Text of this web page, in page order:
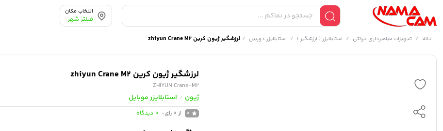
انتخاب مکان
فیلتر شهر
خانه / تجهیزات فیلمبرداری حرکتی / استابلایزر ( لرزشگیر ) / استابلایزر دوربین / لرزشگیر ژیون کرین zhiyun Crane M2
لرزشگیر ژیون کرین zhiyun Crane M2
ZHIYUN Crane-M2
ژیون / استابلایزر موبایل
0 از 0 رای 0 دیدگاه